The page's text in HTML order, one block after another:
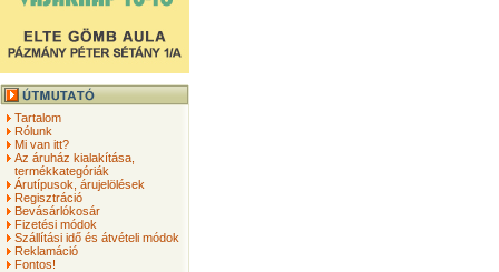
Tartalom
Rólunk
Mi van itt?
Az áruház kialakítása,
termékkategóriák
Árutípusok, árujelölések
Regisztráció
Bevásárlókosár
Fizetési módok
Szállítási idő és átvételi módok
Reklamáció
Fontos!